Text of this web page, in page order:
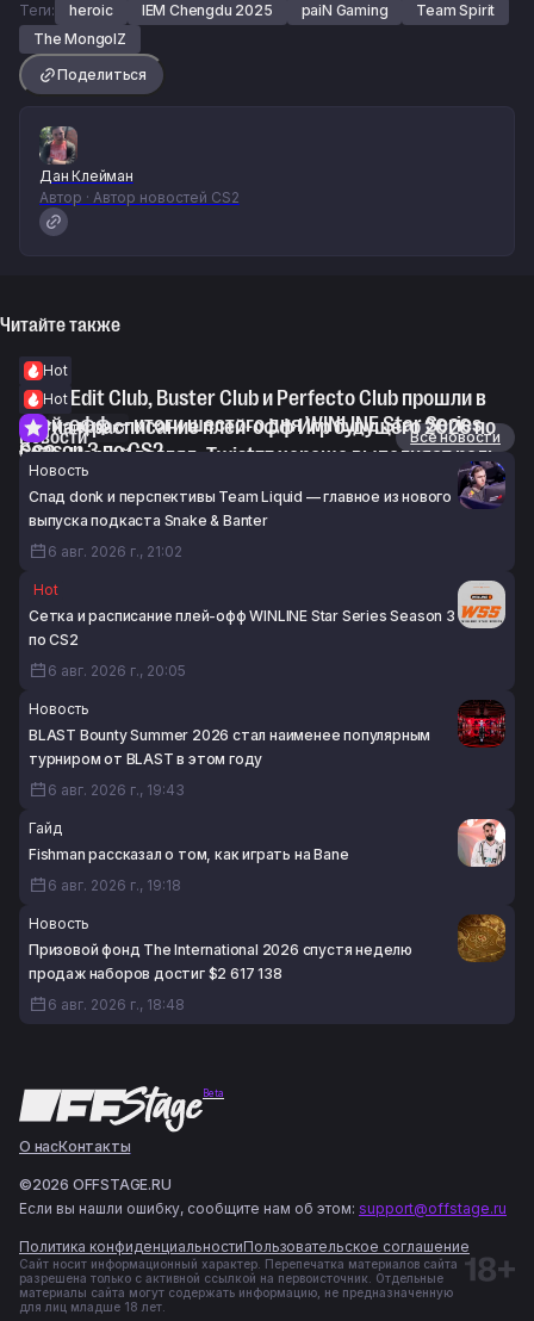
Теги: heroic IEM Chengdu 2025 paiN Gaming
Team Spirit
The MongolZ
Поделиться
Дан Клейман
Автор · Автор новостей CS2
Читайте также
Hot
WorldEdit Club, Buster Club и Perfecto Club прошли в
плей-офф — итоги шестого дня WINLINE Star Series
Season 3 по CS2
6 авг. 2026 г., 18:13
Hot
Сетка и расписание плей-офф Игр будущего 2026 по
CS2
6 авг. 2026 г., 18:00
Интервью
voo: «На мой взгляд, Twistzz хорошо выполняет роль
IGL»
6 авг. 2026 г., 17:23
Новости
Все новости
Новость
Спад donk и перспективы Team Liquid — главное из нового
выпуска подкаста Snake & Banter
6 авг. 2026 г., 21:02
Hot
Сетка и расписание плей-офф WINLINE Star Series Season 3
по CS2
6 авг. 2026 г., 20:05
Новость
BLAST Bounty Summer 2026 стал наименее популярным
турниром от BLAST в этом году
6 авг. 2026 г., 19:43
Гайд
Fishman рассказал о том, как играть на Bane
6 авг. 2026 г., 19:18
Новость
Призовой фонд The International 2026 спустя неделю
продаж наборов достиг $2 617 138
6 авг. 2026 г., 18:48
Beta
О насКонтакты
©2026 OFFSTAGE.RU
Если вы нашли ошибку, сообщите нам об этом: support@offstage.ru
Политика конфиденциальностиПользовательское соглашение
Сайт носит информационный характер. Перепечатка материалов сайта
разрешена только с активной ссылкой на первоисточник. Отдельные
материалы сайта могут содержать информацию, не предназначенную
для лиц младше 18 лет.